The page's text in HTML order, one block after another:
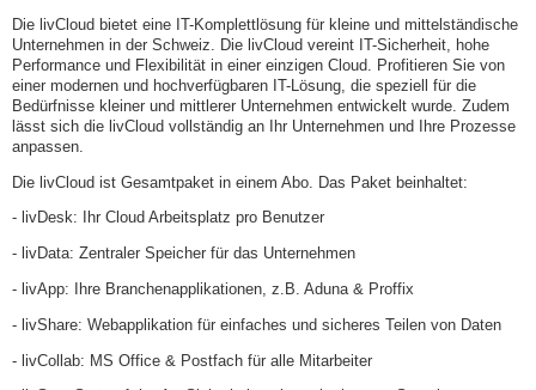
Die livCloud bietet eine IT-Komplettlösung für kleine und mittelständische
Unternehmen in der Schweiz. Die livCloud vereint IT-Sicherheit, hohe
Performance und Flexibilität in einer einzigen Cloud. Profitieren Sie von
einer modernen und hochverfügbaren IT-Lösung, die speziell für die
Bedürfnisse kleiner und mittlerer Unternehmen entwickelt wurde. Zudem
lässt sich die livCloud vollständig an Ihr Unternehmen und Ihre Prozesse
anpassen.
Die livCloud ist Gesamtpaket in einem Abo. Das Paket beinhaltet:
- livDesk: Ihr Cloud Arbeitsplatz pro Benutzer
- livData: Zentraler Speicher für das Unternehmen
- livApp: Ihre Branchenapplikationen, z.B. Aduna & Proffix
- livShare: Webapplikation für einfaches und sicheres Teilen von Daten
- livCollab: MS Office & Postfach für alle Mitarbeiter